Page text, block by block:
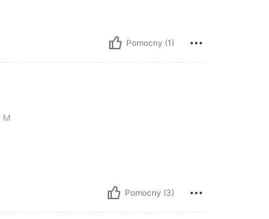
Pomocny (1)
M
Pomocny (3)